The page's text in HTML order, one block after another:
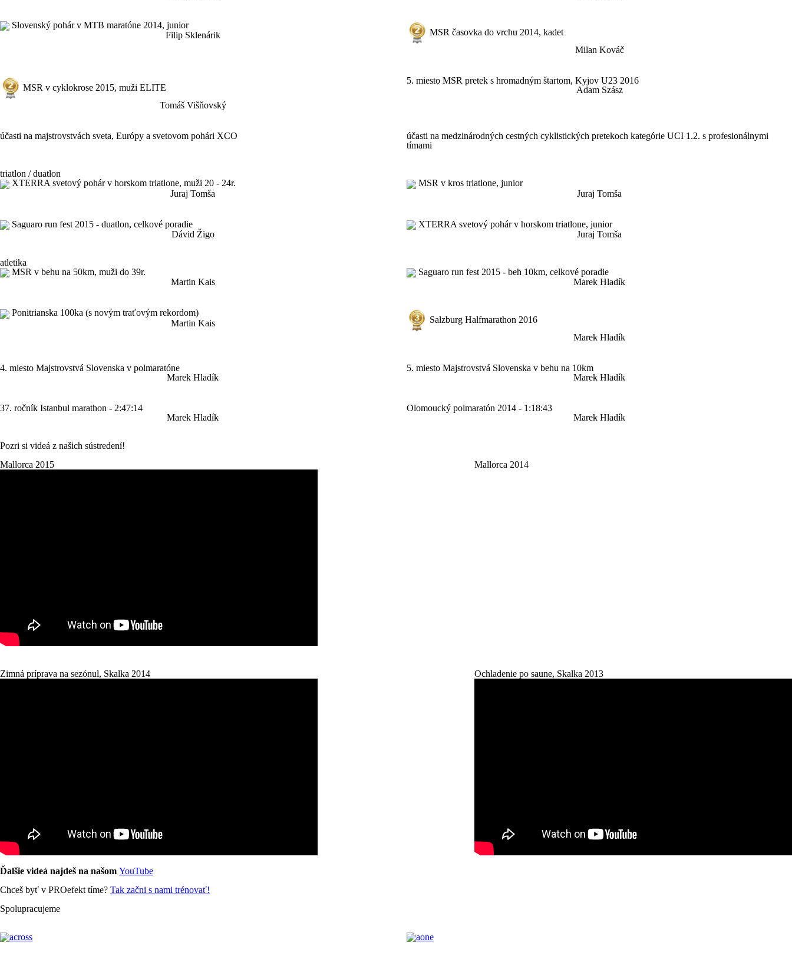
Slovenský pohár v MTB maratóne 2014, junior
Filip Sklenárik
MSR časovka do vrchu 2014, kadet
Milan Kováč
MSR v cyklokrose 2015, muži ELITE
Tomáš Višňovský
5. miesto MSR pretek s hromadným štartom, Kyjov U23 2016
Adam Szász
účasti na majstrovstvách sveta, Európy a svetovom pohári XCO
účasti na medzinárodných cestných cyklistických pretekoch kategórie UCI 1.2. s profesionálnymi
tímami
triatlon / duatlon
XTERRA svetový pohár v horskom triatlone, muži 20 - 24r.
Juraj Tomša
MSR v kros triatlone, junior
Juraj Tomša
Saguaro run fest 2015 - duatlon, celkové poradie
Dávid Žigo
XTERRA svetový pohár v horskom triatlone, junior
Juraj Tomša
atletika
MSR v behu na 50km, muži do 39r.
Martin Kais
Saguaro run fest 2015 - beh 10km, celkové poradie
Marek Hladík
Ponitrianska 100ka (s novým traťovým rekordom)
Martin Kais
Salzburg Halfmarathon 2016
Marek Hladík
4. miesto Majstrovstvá Slovenska v polmaratóne
Marek Hladík
5. miesto Majstrovstvá Slovenska v behu na 10km
Marek Hladík
37. ročník Istanbul marathon - 2:47:14
Marek Hladík
Olomoucký polmaratón 2014 - 1:18:43
Marek Hladík
Pozri si videá z našich sústredení!
Mallorca 2015
Mallorca 2014
Zimná príprava na sezónul, Skalka 2014 Ochladenie po saune, Skalka 2013
Ďalšie videá najdeš na našom YouTube
Chceš byť v PROefekt tíme? Tak začni s nami trénovať!
Spolupracujeme